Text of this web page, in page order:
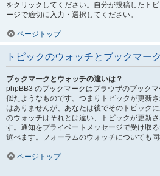
をクリックしてください。自分が投稿したト
ージで適切に入力・選択してください。
ページトップ
トピックのウォッチとブックマーク
ブックマークとウォッチの違いは？
phpBB3 のブックマークはブラウザのブック
似たようなものです。つまりトピックが更新
はありませんが、あなたは後でそのトピック
のウォッチはそれとは違い、トピックが更新
す。通知をプライベートメッセージで受け取
選べます。フォーラムのウォッチについても同
ページトップ